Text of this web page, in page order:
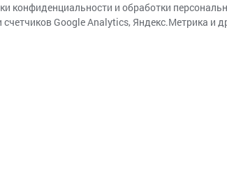
конфиденциальности и обработки
Google Analytics, Яндекс.Метрика и